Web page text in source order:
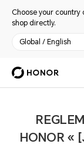
Choose your country
shop directly.
Global / English
HONOR «